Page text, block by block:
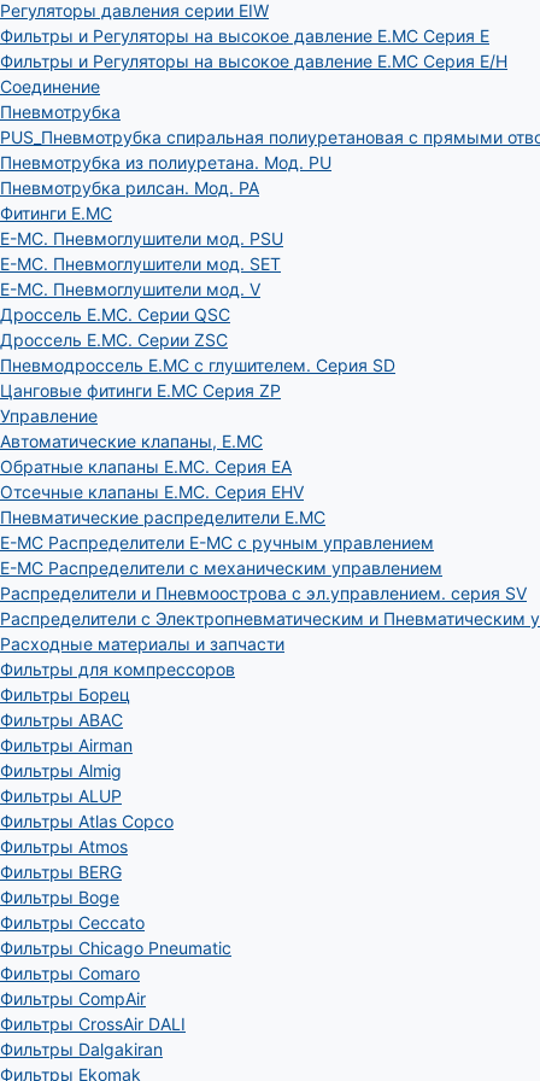
Регуляторы давления серии EIW
Фильтры и Регуляторы на высокое давление E.MC Серия E
Фильтры и Регуляторы на высокое давление E.MC Серия E/H
Соединение
Пневмотрубка
PUS_Пневмотрубка спиральная полиуретановая с прямыми
Пневмотрубка из полиуретана. Мод. РU
Пневмотрубка рилсан. Мод. PA
Фитинги E.MC
E-MC. Пневмоглушители мод. PSU
E-MC. Пневмоглушители мод. SET
E-MC. Пневмоглушители мод. V
Дроссель E.MC. Серии QSC
Дроссель E.MC. Серии ZSC
Пневмодроссель E.MC с глушителем. Серия SD
Цанговые фитинги E.MC Серия ZP
Управление
Автоматические клапаны, Е.МС
Обратные клапаны E.MC. Серия EA
Отсечные клапаны E.MC. Серия EHV
Пневматические распределители E.MC
E-MC Распределители E-MC с ручным управлением
E-MC Распределители с механическим управлением
Распределители и Пневмоострова с эл.управлением. серия SV
Распределители с Электропневматическим и Пневматическим
Расходные материалы и запчасти
Фильтры для компрессоров
Фильтры Борец
Фильтры ABAC
Фильтры Airman
Фильтры Almig
Фильтры ALUP
Фильтры Atlas Copco
Фильтры Atmos
Фильтры BERG
Фильтры Boge
Фильтры Ceccato
Фильтры Chicago Pneumatic
Фильтры Comaro
Фильтры CompAir
Фильтры CrossAir DALI
Фильтры Dalgakiran
Фильтры Ekomak